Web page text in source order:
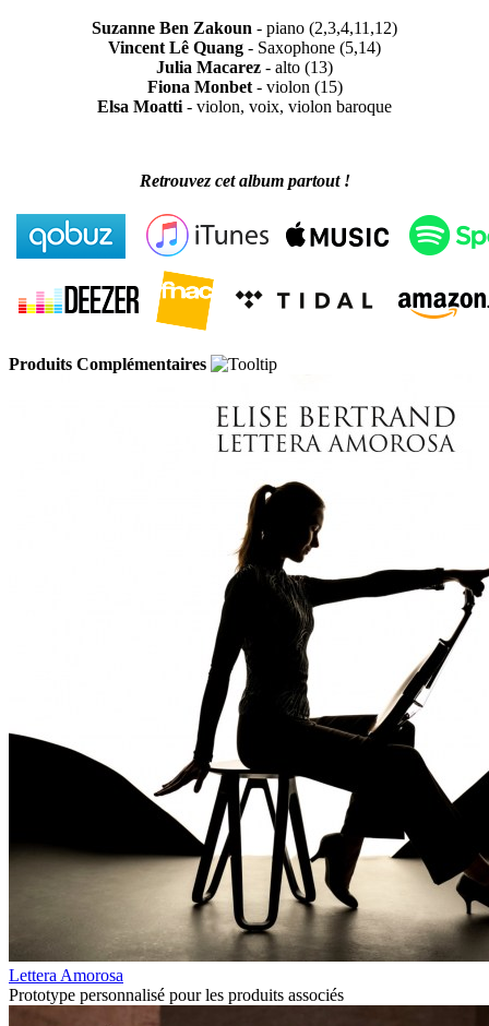
Suzanne Ben Zakoun - piano (2,3,4,11,12)
Vincent Lê Quang - Saxophone (5,14)
Julia Macarez - alto (13)
Fiona Monbet- violon (15)
Elsa Moatti - violon, voix, violon baroque
Retrouvez cet album partout !
Produits Complémentaires
Lettera Amorosa
Prototype personnalisé pour les produits associés